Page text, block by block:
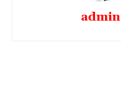
admin